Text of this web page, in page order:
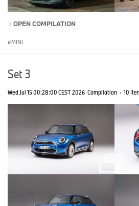
OPEN COMPILATION
MINI
Set 3
Wed Jul 15 00:28:00 CEST 2026 Compilation · 10